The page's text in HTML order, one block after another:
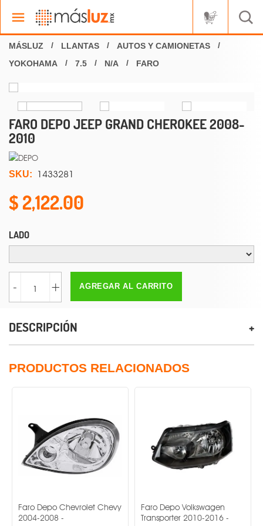
LLANTAS
AUTOS Y CAMIONETAS
YOKOHAMA
7.5 N/A FARO
FARO DEPO JEEP GRAND CHEROKEE 2008-
2010
SKU: 1433281
2,122.00
LADO
- + AGREGAR AL CARRITO
DESCRIPCIÓN
PRODUCTOS RELACIONADOS
Depo Chevrolet Chevy
2008 -
Faro Depo Volkswagen
Transporter 2010-2016 -